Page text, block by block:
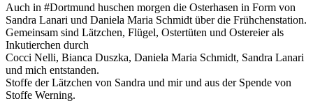
Auch in #Dortmund huschen morgen die Osterhasen in Form von
Sandra Lanari und Daniela Maria Schmidt über die Frühchenstation.
Gemeinsam sind Lätzchen, Flügel, Ostertüten und Ostereier als
Inkutierchen durch
Cocci Nelli, Bianca Duszka, Daniela Maria Schmidt, Sandra Lanari
und mich entstanden.
Stoffe der Lätzchen von Sandra und mir und aus der Spende von
Stoffe Werning.